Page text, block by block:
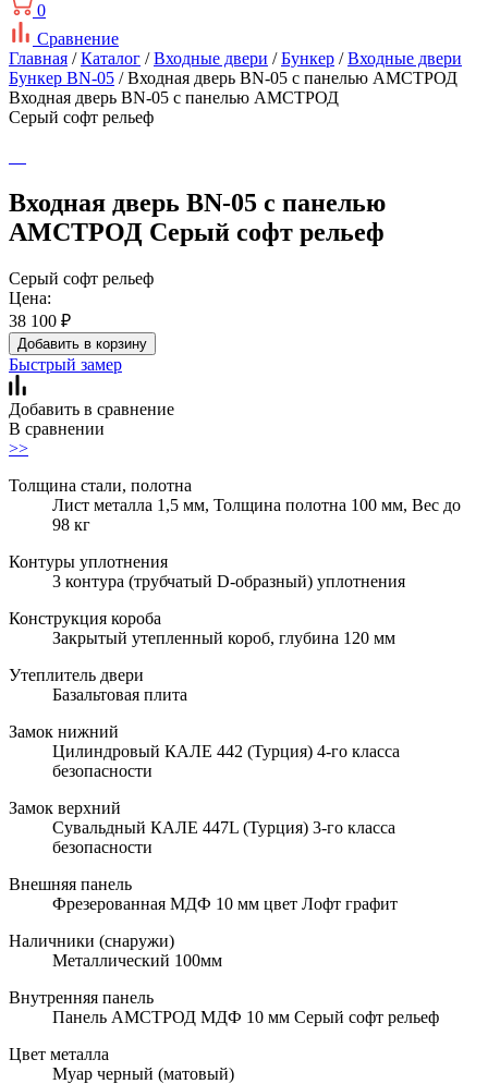
0
Сравнение
Главная /Каталог /Входные двери /Бункер /Входные двери
Бункер BN-05 / Входная дверь BN-05 с панелью АМСТРОД
Входная дверь BN-05 с панелью АМСТРОД
Серый софт рельеф
Входная дверь BN-05 с панелью
АМСТРОД Серый софт рельеф
Серый софт рельеф
Цена:
38 100 ₽
Добавить в корзину
Быстрый замер
Добавить в сравнение
В сравнении
>>
Толщина стали, полотна
Лист металла 1,5 мм, Толщина полотна 100 мм, Вес до
98 кг
Контуры уплотнения
3 контура (трубчатый D-образный) уплотнения
Конструкция короба
Закрытый утепленный короб, глубина 120 мм
Утеплитель двери
Базальтовая плита
Замок нижний
Цилиндровый КАЛЕ 442 (Турция) 4-го класса
безопасности
Замок верхний
Сувальдный КАЛЕ 447L (Турция) 3-го класса
безопасности
Внешняя панель
Фрезерованная МДФ 10 мм цвет Лофт графит
Наличники (снаружи)
Металлический 100мм
Внутренняя панель
Панель АМСТРОД МДФ 10 мм Серый софт рельеф
Цвет металла
Муар черный (матовый)